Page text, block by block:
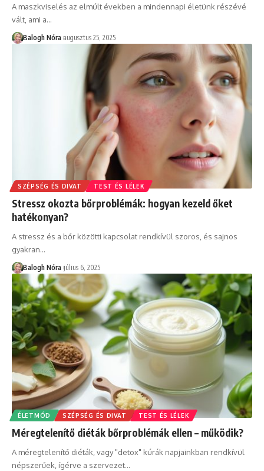
A maszkviselés az elmúlt években a mindennapi életünk részévé
vált, ami a…
Balogh Nóra augusztus 25, 2025
SZÉPSÉG ÉS DIVAT TEST ÉS LÉLEK
Stressz okozta bőrproblémák: hogyan kezeld őket
hatékonyan?
A stressz és a bőr közötti kapcsolat rendkívül szoros, és sajnos
gyakran…
Balogh Nóra július 6, 2025
ÉLETMÓD SZÉPSÉG ÉS DIVAT TEST ÉS LÉLEK
Méregtelenítő diéták bőrproblémák ellen – működik?
A méregtelenítő diéták, vagy "detox" kúrák napjainkban rendkívül
népszerűek, ígérve a szervezet…